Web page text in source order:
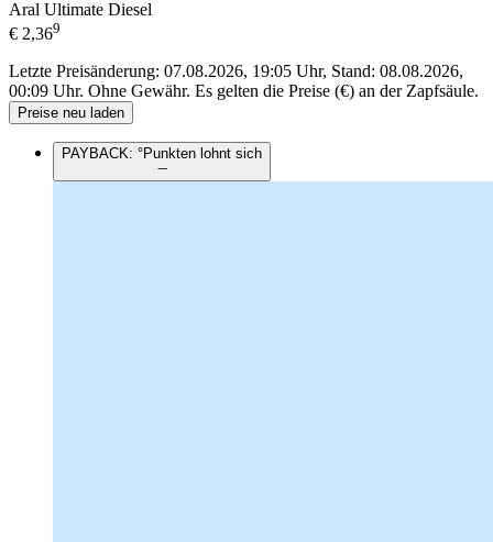
Aral Ultimate Diesel
€ 2,369
Letzte Preisänderung: 07.08.2026, 19:05 Uhr, Stand: 08.08.2026,
00:09 Uhr. Ohne Gewähr. Es gelten die Preise (€) an der Zapfsäule.
Preise neu laden
PAYBACK: °Punkten lohnt sich